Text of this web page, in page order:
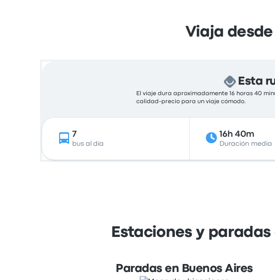
Viaja
Esta
El viaje dura aproximadamente 16 horas 40
calidad-precio para un viaje cómodo.
7
bus al día
16h 40m
Duración media
Estaciones y
Paradas en Buenos Aires